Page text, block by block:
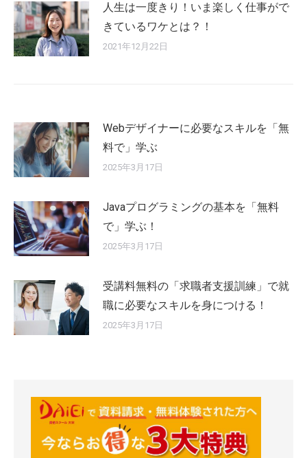
人生は一度きり！いま楽しく仕事がで
きているワケとは？！
2021年12月22日
Webデザイナーに必要なスキルを「無
料で」学ぶ
2025年3月17日
Javaプログラミングの基本を「無料
で」学ぶ！
2025年3月17日
受講料無料の「求職者支援訓練」で就
職に必要なスキルを身につける！
2025年3月17日